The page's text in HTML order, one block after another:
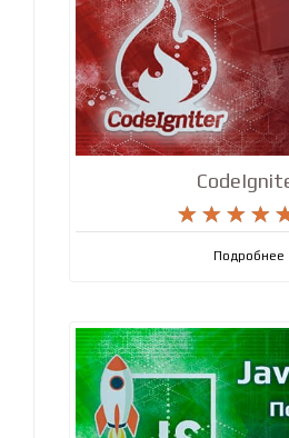
   
   
Подробнее